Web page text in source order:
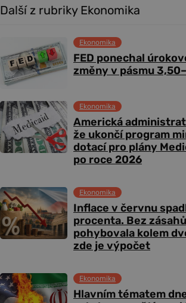
Další z rubriky Ekonomika
FED ponechal
změny v pásmu
Ekonomika
Americká
že ukončí program
dotací pro plány
po roce 2026
Ekonomika
Inflace v červnu
procenta. Bez
pohybovala kolem
zde je výpočet
Ekonomika
Hlavním tématem
Ekonomika